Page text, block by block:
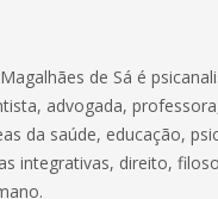
de Sá é
advogada,
da saúde, educação,
integrativas, direito,